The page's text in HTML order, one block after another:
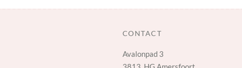
CONTACT
Avalonpad 3